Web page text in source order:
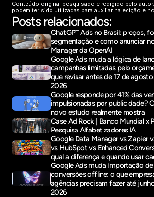
Conteúdo original pesquisado e redigido pelo
podem ter sido utilizadas para auxiliar na edição e
Posts relacionados:
ChatGPT Ads no Brasil: preços,
segmentação e como anunciar
Manager da OpenAI
Google Ads muda a lógica de
campanhas limitadas pelo
que revisar antes de 17 de
2026
Google responde por 41% das
impulsionadas por publicidade?
novo estudo realmente mostra
Case Ad Rock | Banco Mundial x
Pesquisa Alfabetizadores IA
Google Data Manager vs Zapier
vs HubSpot vs Enhanced
qual a diferença e quando usar
Google Ads muda importação de
conversões offline: o que
agências precisam fazer até
2026